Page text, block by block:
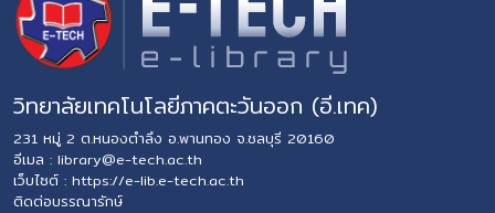
วิทยาลัยเทคโนโลยีภาคตะวันออก (อี.เทค)
231 หมู่ 2 ต.หนองตำลึง อ.พานทอง จ.ชลบุรี 20160
อีเมล : library@e-tech.ac.th
เว็บไซต์ : https://e-lib.e-tech.ac.th
ติดต่อบรรณารักษ์